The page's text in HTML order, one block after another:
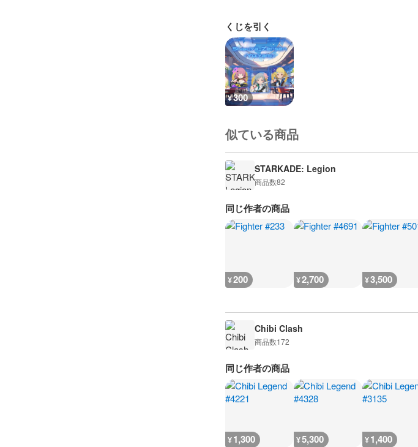
くじを引く
¥300
似ている商品
STARKADE: Legion
商品数82
同じ作者の商品
¥200 ¥2,700 ¥3,500
Chibi Clash
商品数172
同じ作者の商品
¥1,300 ¥5,300 ¥1,400